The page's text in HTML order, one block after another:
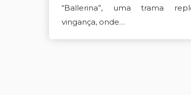
“Ballerina”, uma trama
vingança, onde…